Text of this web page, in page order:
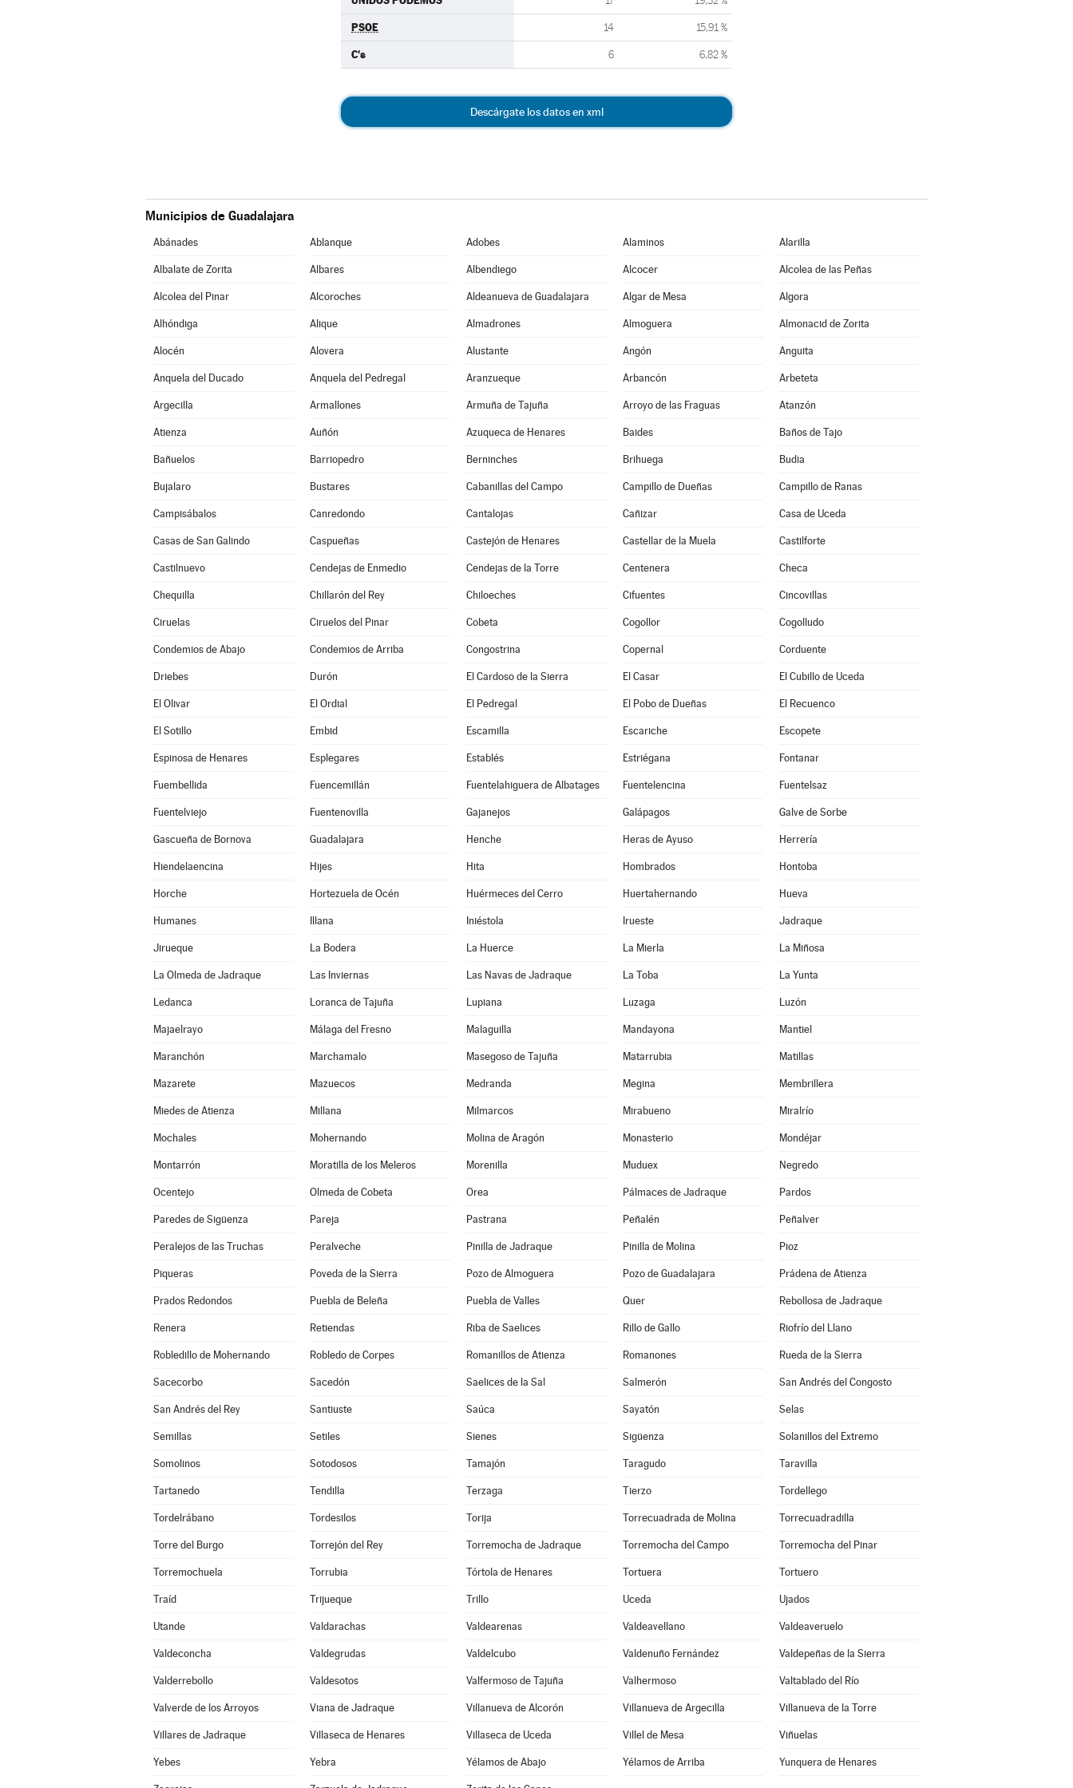
PSOE 14 15,91 %
C's 6 6,82 %
Descárgate los datos en xml
Municipios de Guadalajara
Abánades Ablanque Adobes Alaminos Alarilla
Albalate de Zorita Albares Albendiego Alcocer Alcolea de las Peñas
Alcolea del Pinar Alcoroches Aldeanueva de Guadalajara Algar de Mesa Algora
Alhóndiga Alique Almadrones Almoguera Almonacid de Zorita
Alocén Alovera Alustante Angón Anguita
Anquela del Ducado Anquela del Pedregal Aranzueque Arbancón Arbeteta
Argecilla Armallones Armuña de Tajuña Arroyo de las Fraguas Atanzón
Atienza Auñón Azuqueca de Henares Baides Baños de Tajo
Bañuelos Barriopedro Berninches Brihuega Budia
Bujalaro Bustares Cabanillas del Campo Campillo de Dueñas Campillo de Ranas
Campisábalos Canredondo Cantalojas Cañizar Casa de Uceda
Casas de San Galindo Caspueñas Castejón de Henares Castellar de la Muela Castilforte
Castilnuevo Cendejas de Enmedio Cendejas de la Torre Centenera Checa
Chequilla Chillarón del Rey Chiloeches Cifuentes Cincovillas
Ciruelas Ciruelos del Pinar Cobeta Cogollor Cogolludo
Condemios de Abajo Condemios de Arriba Congostrina Copernal Corduente
Driebes Durón El Cardoso de la Sierra El Casar El Cubillo de Uceda
El Olivar El Ordial El Pedregal El Pobo de Dueñas El Recuenco
El Sotillo Embid Escamilla Escariche Escopete
Espinosa de Henares Esplegares Establés Estriégana Fontanar
Fuembellida Fuencemillán Fuentelahiguera de Albatages Fuentelencina Fuentelsaz
Fuentelviejo Fuentenovilla Gajanejos Galápagos Galve de Sorbe
Gascueña de Bornova Guadalajara Henche Heras de Ayuso Herrería
Hiendelaencina Hijes Hita Hombrados Hontoba
Horche Hortezuela de Océn Huérmeces del Cerro Huertahernando Hueva
Humanes Illana Iniéstola Irueste Jadraque
Jirueque La Bodera La Huerce La Mierla La Miñosa
La Olmeda de Jadraque Las Inviernas Las Navas de Jadraque La Toba La Yunta
Ledanca Loranca de Tajuña Lupiana Luzaga Luzón
Majaelrayo Málaga del Fresno Malaguilla Mandayona Mantiel
Maranchón Marchamalo Masegoso de Tajuña Matarrubia Matillas
Mazarete Mazuecos Medranda Megina Membrillera
Miedes de Atienza Millana Milmarcos Mirabueno Miralrío
Mochales Mohernando Molina de Aragón Monasterio Mondéjar
Montarrón Moratilla de los Meleros Morenilla Muduex Negredo
Ocentejo Olmeda de Cobeta Orea Pálmaces de Jadraque Pardos
Paredes de Sigüenza Pareja Pastrana Peñalén Peñalver
Peralejos de las Truchas Peralveche Pinilla de Jadraque Pinilla de Molina Pioz
Piqueras Poveda de la Sierra Pozo de Almoguera Pozo de Guadalajara Prádena de Atienza
Prados Redondos Puebla de Beleña Puebla de Valles Quer Rebollosa de Jadraque
Renera Retiendas Riba de Saelices Rillo de Gallo Riofrío del Llano
Robledillo de Mohernando Robledo de Corpes Romanillos de Atienza Romanones Rueda de la Sierra
Sacecorbo Sacedón Saelices de la Sal Salmerón San Andrés del Congosto
San Andrés del Rey Santiuste Saúca Sayatón Selas
Semillas Setiles Sienes Sigüenza Solanillos del Extremo
Somolinos Sotodosos Tamajón Taragudo Taravilla
Tartanedo Tendilla Terzaga Tierzo Tordellego
Tordelrábano Tordesilos Torija Torrecuadrada de Molina Torrecuadradilla
Torre del Burgo Torrejón del Rey Torremocha de Jadraque Torremocha del Campo Torremocha del Pinar
Torremochuela Torrubia Tórtola de Henares Tortuera Tortuero
Traíd Trijueque Trillo Uceda Ujados
Utande Valdarachas Valdearenas Valdeavellano Valdeaveruelo
Valdeconcha Valdegrudas Valdelcubo Valdenuño Fernández Valdepeñas de la Sierra
Valderrebollo Valdesotos Valfermoso de Tajuña Valhermoso Valtablado del Río
Valverde de los Arroyos Viana de Jadraque Villanueva de Alcorón Villanueva de Argecilla Villanueva de la Torre
Villares de Jadraque Villaseca de Henares Villaseca de Uceda Villel de Mesa Viñuelas
Yebes Yebra Yélamos de Abajo Yélamos de Arriba Yunquera de Henares